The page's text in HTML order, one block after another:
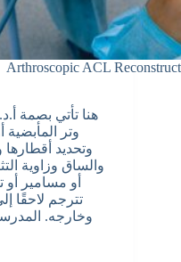
Arthroscopic ACL
هنا تأتي بصمة
وتر المأبضية
وتحديد
والساق وزاوية
أو مسامير أو
تترجم لاحقًا
وخارجه.